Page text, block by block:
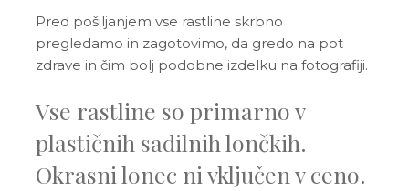
Pred pošiljanjem vse rastline skrbno
pregledamo in zagotovimo, da gredo na pot
zdrave in čim bolj podobne izdelku na fotografiji.
Vse rastline so primarno v
plastičnih sadilnih lončkih.
Okrasni lonec ni vključen v ceno.